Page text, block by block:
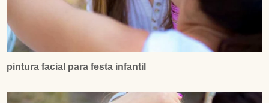
pintura facial para festa infantil